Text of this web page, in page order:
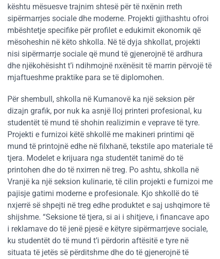
kështu mësuesve trajnim shtesë për të nxënin rreth
sipërmarrjes sociale dhe moderne. Projekti gjithashtu ofroi
mbështetje specifike për profilet e edukimit ekonomik që
mësoheshin në këto shkolla. Në të dyja shkollat, projekti
nisi sipërmarrje sociale që mund të gjenerojnë të ardhura
dhe njëkohësisht t’i ndihmojnë nxënësit të marrin përvojë të
mjaftueshme praktike para se të diplomohen.
Për shembull, shkolla në Kumanovë ka një seksion për
dizajn grafik, por nuk ka asnjë lloj printeri profesional, ku
studentët të mund të shohin realizimin e veprave të tyre.
Projekti e furnizoi këtë shkollë me makineri printimi që
mund të printojnë edhe në filxhanë, tekstile apo materiale të
tjera. Modelet e krijuara nga studentët tanimë do të
printohen dhe do të nxirren në treg. Po ashtu, shkolla në
Vranjë ka një seksion kulinarie, të cilin projekti e furnizoi me
pajisje gatimi moderne e profesionale. Kjo shkollë do të
nxjerrë së shpejti në treg edhe produktet e saj ushqimore të
shijshme. “Seksione të tjera, si ai i shitjeve, i financave apo
i reklamave do të jenë pjesë e këtyre sipërmarrjeve sociale,
ku studentët do të mund t’i përdorin aftësitë e tyre në
situata të jetës së përditshme dhe do të gjenerojnë të